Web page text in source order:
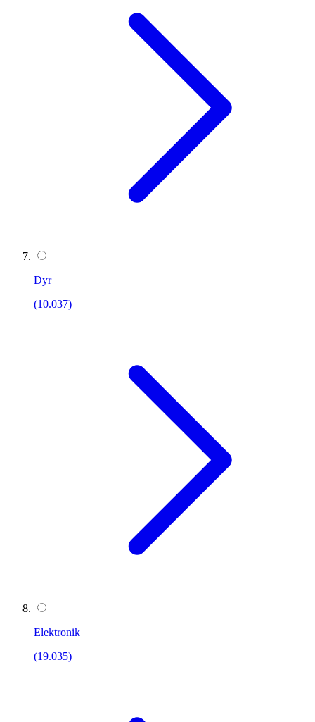
Dyr
(10.037)
Elektronik
(19.035)